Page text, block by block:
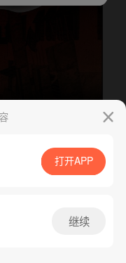
App免费看
免费看
打开APP
继续